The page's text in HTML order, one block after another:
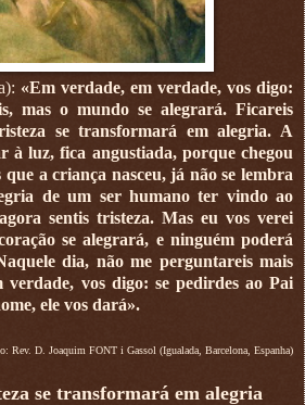
«Em verdade, em verdade, vos digo:
mas o mundo se alegrará. Ficareis
se transformará em alegria. A
à luz, fica angustiada, porque chegou
a criança nasceu, já não se lembra
de um ser humano ter vindo ao
sentis tristeza. Mas eu vos verei
se alegrará, e ninguém poderá
dia, não me perguntareis mais
verdade, vos digo: se pedirdes ao Pai
ele vos dará».
Rev. D. Joaquim FONT i Gassol (Igualada, Barcelona, Espanha)
se transformará em alegria